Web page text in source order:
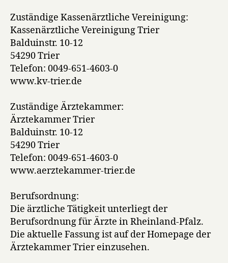
Zuständige Kassenärztliche Vereinigung:
Kassenärztliche Vereinigung Trier
Balduinstr. 10-12
54290 Trier
Telefon: 0049-651-4603-0
www.kv-trier.de
Zuständige Ärztekammer:
Ärztekammer Trier
Balduinstr. 10-12
54290 Trier
Telefon: 0049-651-4603-0
www.aerztekammer-trier.de
Berufsordnung:
Die ärztliche Tätigkeit unterliegt der
Berufsordnung für Ärzte in Rheinland-Pfalz.
Die aktuelle Fassung ist auf der Homepage der
Ärztekammer Trier einzusehen.